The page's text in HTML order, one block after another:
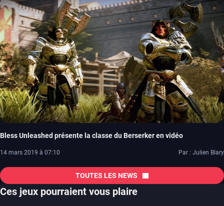
Bless Unleashed présente la classe du Berserker en vidéo
14 mars 2019 à 07:10 Par : Julien Blary
TOUTES LES NEWS
Ces jeux pourraient vous plaire